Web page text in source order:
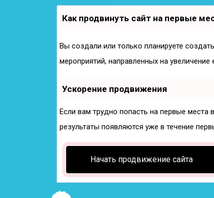
Как продвинуть сайт на первые
Вы создали или только планируете
мероприятий, направленных на
Ускорение продвижения
Если вам трудно попасть на первые места
результаты появляются уже в течение
Начать продвижение сайта